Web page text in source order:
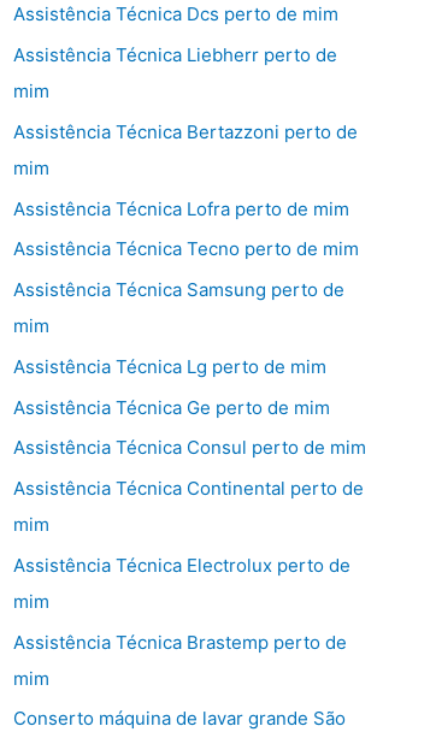
Assistência Técnica Dcs perto de mim
Assistência Técnica Liebherr perto de
mim
Assistência Técnica Bertazzoni perto de
mim
Assistência Técnica Lofra perto de mim
Assistência Técnica Tecno perto de mim
Assistência Técnica Samsung perto de
mim
Assistência Técnica Lg perto de mim
Assistência Técnica Ge perto de mim
Assistência Técnica Consul perto de mim
Assistência Técnica Continental perto de
mim
Assistência Técnica Electrolux perto de
mim
Assistência Técnica Brastemp perto de
mim
Conserto máquina de lavar grande São